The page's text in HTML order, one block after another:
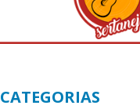
CATEGORIAS